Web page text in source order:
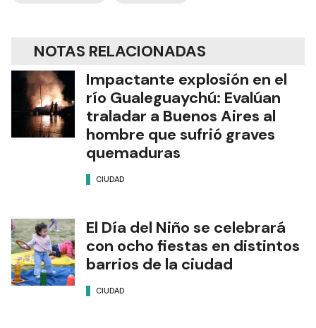
NOTAS RELACIONADAS
Impactante explosión en el
río Gualeguaychú: Evalúan
traladar a Buenos Aires al
hombre que sufrió graves
quemaduras
CIUDAD
El Día del Niño se celebrará
con ocho fiestas en distintos
barrios de la ciudad
CIUDAD